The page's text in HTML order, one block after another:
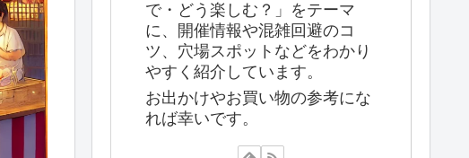
で・どう楽しむ？」をテーマ
に、開催情報や混雑回避のコ
ツ、穴場スポットなどをわかり
やすく紹介しています。
お出かけやお買い物の参考にな
れば幸いです。